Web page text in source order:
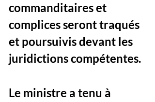
commanditaires et
complices seront traqués
et poursuivis devant les
juridictions compétentes.
Le ministre a tenu à